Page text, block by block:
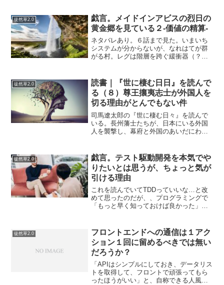
徒然草2.0
戯言。メイドインアビスの烈日の
黄金郷を見ている２-価値の精算-
ネタバレあり。６話まで見た。いまいち
システムが分からないが、なれはてが群
がる村。レグは階層を跨ぐ緩衝器（？）
い。外から化け物を取り入れて村が大き
くなるらしい．．．。村その...
徒然草2.0
読書｜『世に棲む日日』を読んで
る（８）尊王攘夷志士が外国人を
切る理由がとんでもない件
司馬遼太郎の『世に棲む日々』を読んで
いる。長州藩士たちが、日本にいる外国
人を襲撃し、幕府と外国のあいだにわざ
度も出てくる。高杉晋作もそうした考え
方に強く影響を受けている...
徒然草2.0
戯言。テスト駆動開発を本気でや
りたいとは思うが、ちょっと気が
引ける理由
これを読んでいてTDDっていいな…と改
めて思ったのだが、、プログラミングで
「もっと早く知っておけば良かった」と
書き、実行して失敗し、それが成功する
コード実装を書き、テ...
徒然草2.0
フロントエンドへの通信は１アク
ション１回に留めるべきでは無い
だろうか？
「APIはシンプルにしておき、データリス
トを取得して、フロントで頑張ってもら
ったほうがいい」と、自称できる人風な